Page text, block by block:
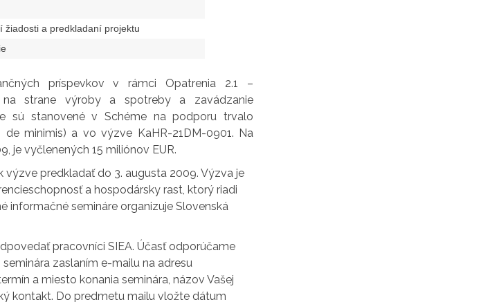
žiadosti a predkladaní projektu
príspevkov v rámci Opatrenia 2.1 –
na strane výroby a spotreby a zavádzanie
sú stanovené v Schéme na podporu trvalo
minimis) a vo výzve KaHR-21DM-0901. Na
je vyčlenených 15 miliónov EUR.
predkladať do 3. augusta 2009. Výzva je
a hospodársky rast, ktorý riadi
informačné semináre organizuje Slovenská
pracovníci SIEA. Účasť odporúčame
zaslaním e-mailu na adresu
a miesto konania seminára, názov Vašej
kontakt. Do predmetu mailu vložte dátum